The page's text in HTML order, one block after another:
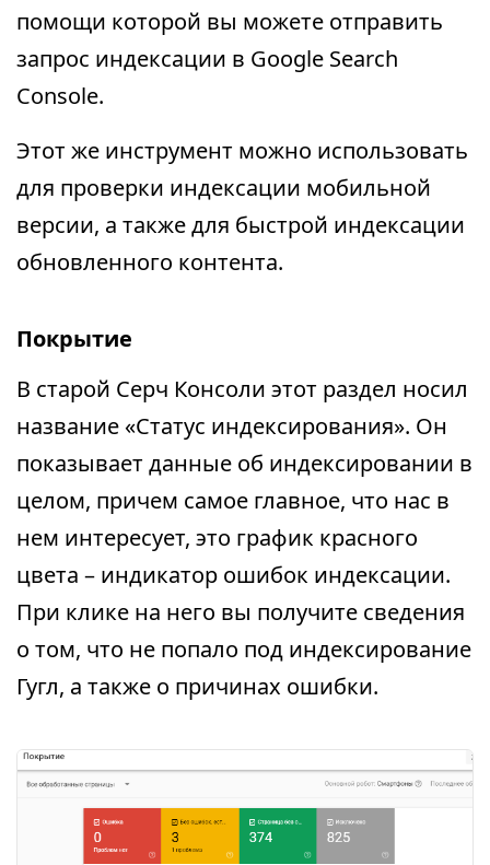
помощи которой вы можете отправить
запрос индексации в Google Search
Console.
Этот же инструмент можно использовать
для проверки индексации мобильной
версии, а также для быстрой индексации
обновленного контента.
Покрытие
В старой Серч Консоли этот раздел носил
название «Статус индексирования». Он
показывает данные об индексировании в
целом, причем самое главное, что нас в
нем интересует, это график красного
цвета – индикатор ошибок индексации.
При клике на него вы получите сведения
о том, что не попало под индексирование
Гугл, а также о причинах ошибки.